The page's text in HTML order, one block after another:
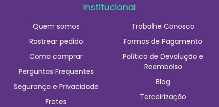
Institucional
Quem somos
Rastrear pedido
Como comprar
Perguntas Frequentes
Segurança e Privacidade
Fretes
Trabalhe Conosco
Formas de Pagamento
Política de Devolução e
Reembolso
Blog
Terceirização